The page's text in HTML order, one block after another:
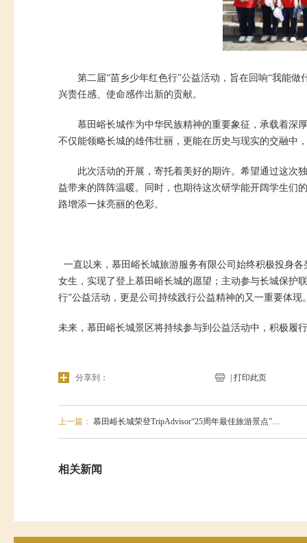
第二届“苗乡少年红色行”公益活动，旨在回响“我能
兴责任感、使命感作出新的贡献。
慕田峪长城作为中华民族精神的重要象征，承载着深
不仅能领略长城的雄伟壮丽，更能在历史与现实的交融中
此次活动的开展，寄托着美好的期许。希望通过这次
益带来的阵阵温暖。同时，也期待这次研学能开阔学生们
路增添一抹亮丽的色彩。
一直以来，慕田峪长城旅游服务有限公司始终积极投身
女生，实现了登上慕田峪长城的愿望；主动参与长城保护
行”公益活动，更是公司持续践行公益精神的又一重要体现
未来，慕田峪长城景区将持续参与到公益活动中，积极履
分享到： | 打印此页
上一篇： 慕田峪长城荣登TripAdvisor“25周年最佳旅游景点”…
相关新闻